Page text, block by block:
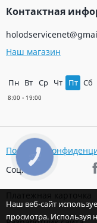
Контактная
Наш магазин
Пн Вт Ср Чт Пт Сб
Политика
Соц. сети
Наш веб-сайт
просмотра. Используя
КНОПКА
ЗВ'ЯЗКУ